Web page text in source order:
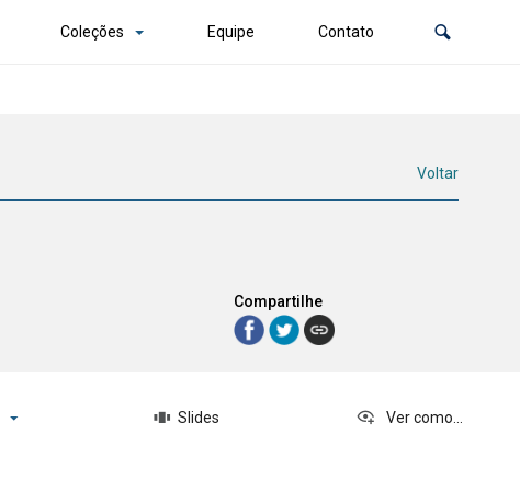
Coleções Equipe Contato
Voltar
Compartilhe
Slides Ver como...